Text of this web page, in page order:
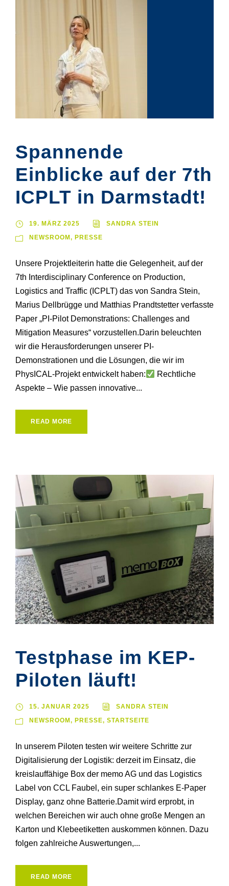
Spannende
Einblicke auf der 7th
ICPLT in Darmstadt!
19. MÄRZ 2025 SANDRA STEIN
NEWSROOM , PRESSE
Unsere Projektleiterin hatte die Gelegenheit, auf der
7th Interdisciplinary Conference on Production,
Logistics and Traffic (ICPLT) das von Sandra Stein,
Marius Dellbrügge und Matthias Prandtstetter verfasste
Paper „PI-Pilot Demonstrations: Challenges and
Mitigation Measures“ vorzustellen.Darin beleuchten
wir die Herausforderungen unserer PI-
Demonstrationen und die Lösungen, die wir im
PhysICAL-Projekt entwickelt haben:
Rechtliche
Aspekte – Wie passen innovative...
READ MORE
Testphase im KEP-
Piloten läuft!
15. JANUAR 2025 SANDRA STEIN
NEWSROOM , PRESSE, STARTSEITE
In unserem Piloten testen wir weitere Schritte zur
Digitalisierung der Logistik: derzeit im Einsatz, die
kreislauffähige Box der memo AG und das Logistics
Label von CCL Faubel, ein super schlankes E-Paper
Display, ganz ohne Batterie.Damit wird erprobt, in
welchen Bereichen wir auch ohne große Mengen an
Karton und Klebeetiketten auskommen können. Dazu
folgen zahlreiche Auswertungen,...
READ MORE